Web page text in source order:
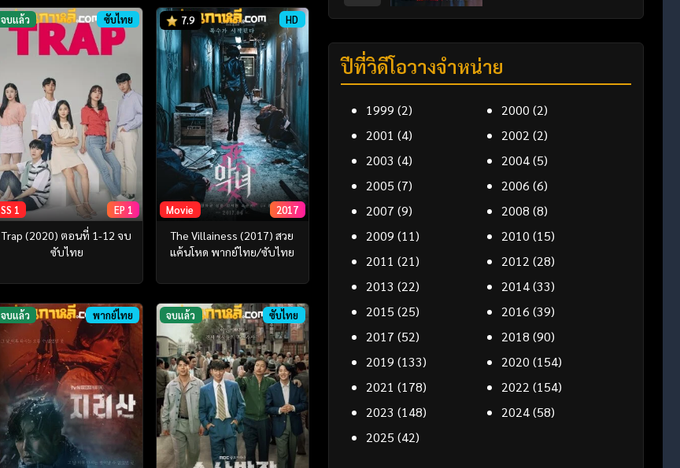
จบแล้ว ซับไทย
SS 1 EP 1
Trap (2020) ตอนที่ 1-12 จบ
ซับไทย
7.9 HD
Movie 2017
The Villainess (2017) สวย
แค้นโหด พากย์ไทย/ซับไทย
จบแล้ว พากย์ไทย จบแล้ว ซับไทย
ปีที่วิดีโอวางจำหน่าย
1999 (2) 2000 (2)
2001 (4) 2002 (2)
2003 (4) 2004(5)
2005 (7) 2006 (6)
2007 (9) 2008 (8)
2009 (11) 2010 (15)
2011 (21) 2012 (28)
2013 (22) 2014(33)
2015 (25) 2016 (39)
2017 (52) 2018 (90)
2019 (133) 2020 (154)
2021 (178) 2022 (154)
2023 (148) 2024(58)
2025 (42)